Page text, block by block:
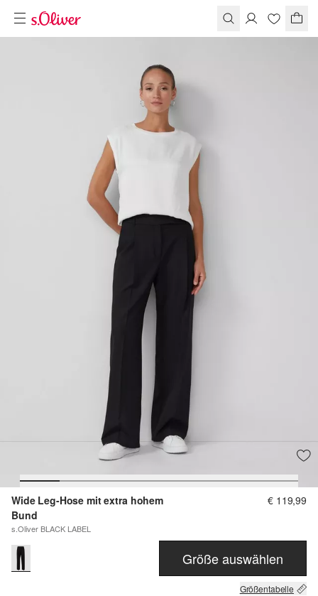
Wide Leg-Hose mit extra hohem
Bund
s.Oliver BLACK LABEL
€ 119,99
Größe auswählen
Größentabelle